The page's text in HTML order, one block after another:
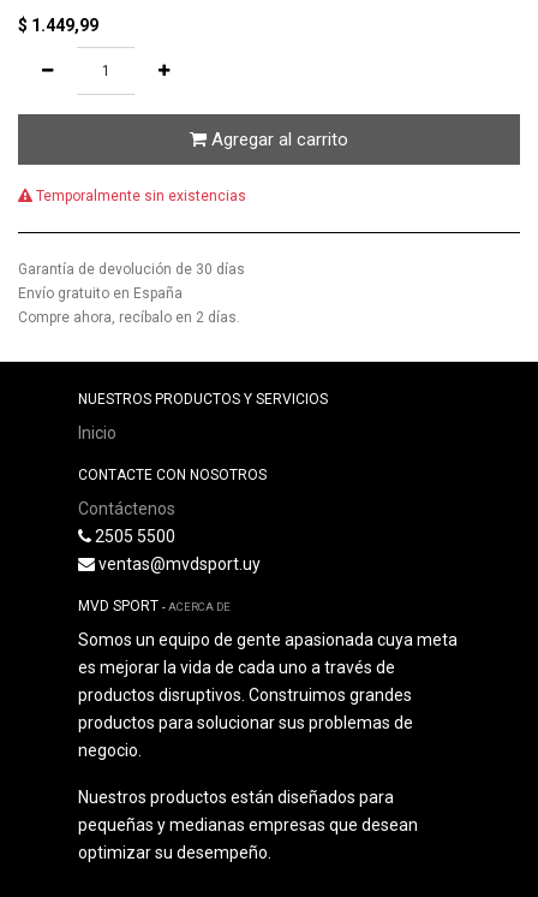
$ 1.449,99
Agregar al carrito
Temporalmente sin existencias
Garantía de devolución de 30 días
Envío gratuito en España
Compre ahora, recíbalo en 2 días.
NUESTROS PRODUCTOS Y SERVICIOS
Inicio
CONTACTE CON NOSOTROS
Contáctenos
2505 5500
ventas@mvdsport.uy
MVD SPORT -ACERCA DE
Somos un equipo de gente apasionada cuya meta
es mejorar la vida de cada uno a través de
productos disruptivos. Construimos grandes
productos para solucionar sus problemas de
negocio.
Nuestros productos están diseñados para
pequeñas y medianas empresas que desean
optimizar su desempeño.